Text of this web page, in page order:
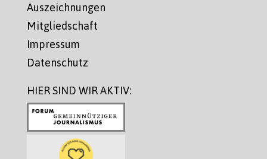
Auszeichnungen
Mitgliedschaft
Impressum
Datenschutz
HIER SIND WIR AKTIV: